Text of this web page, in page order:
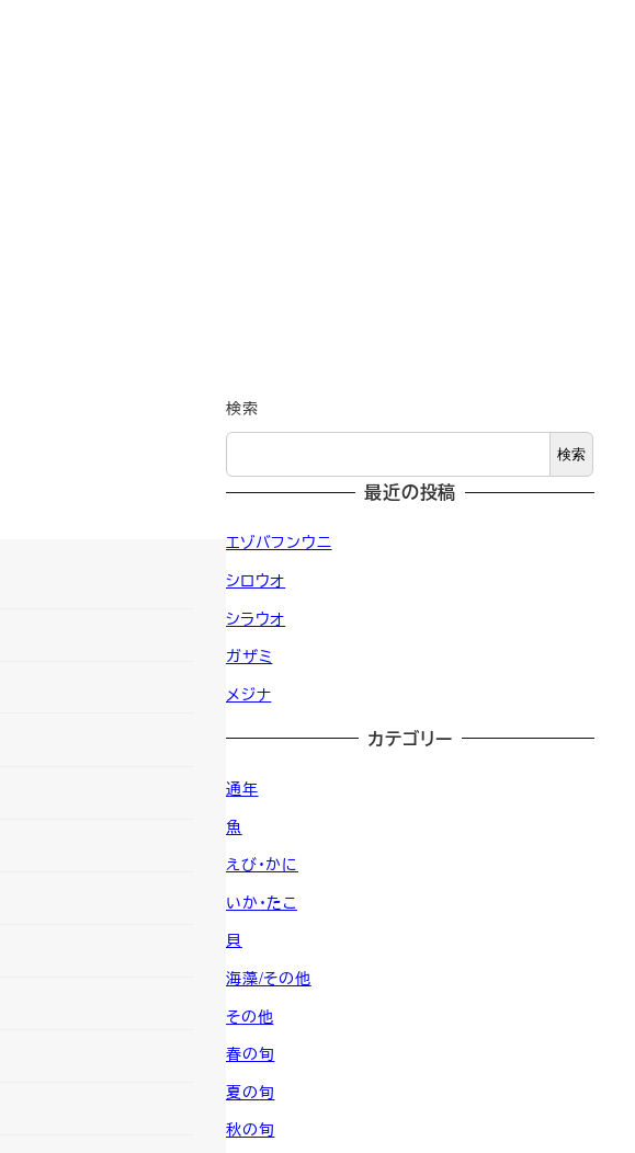
検索
検索
最近の投稿
エゾバフンウニ
シロウオ
シラウオ
ガザミ
メジナ
カテゴリー
通年
魚
えび・かに
いか・たこ
貝
海藻/その他
その他
春の旬
夏の旬
秋の旬